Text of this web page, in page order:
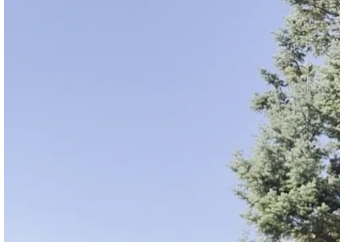
C'est quoi ça qui
mon pied a voulu faire une fugue.
Venez voir ici comment c'est
calme. Ici on est à quelques pas
coin de la rue, on les met et on part.
Le Parc Jolliet, je vous en avais
avec le garage, la
octobre ! Visite libre de 14h à 16h
Venez nous voir, équipeDORÉ
Venez voir ma patte d'éléphant !
Venez nous voir. Bonne journée.